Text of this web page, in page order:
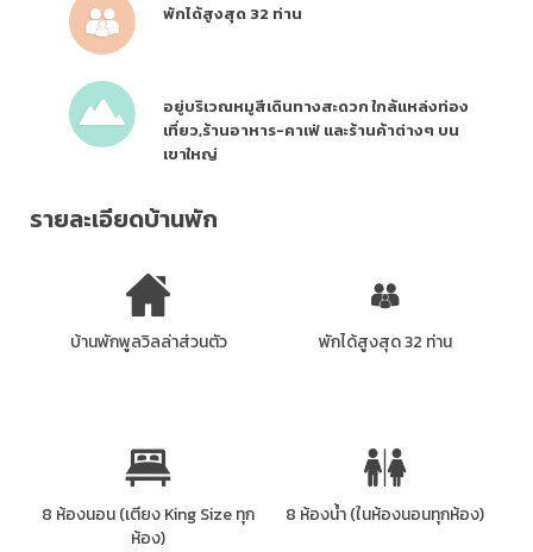
พักได้สูงสุด 32 ท่าน
อยู่บริเวณหมูสีเดินทางสะดวก ใกล้แหล่งท่อง
เที่ยว,ร้านอาหาร-คาเฟ่ และร้านค้าต่างๆ บน
เขาใหญ่
รายละเอียดบ้านพัก
บ้านพักพูลวิลล่าส่วนตัว พักได้สูงสุด 32 ท่าน
8 ห้องนอน (เตียง King Size ทุก
ห้อง)
8 ห้องน้ำ (ในห้องนอนทุกห้อง)